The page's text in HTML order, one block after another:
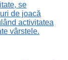
se
de joacă
activitatea
vârstele.